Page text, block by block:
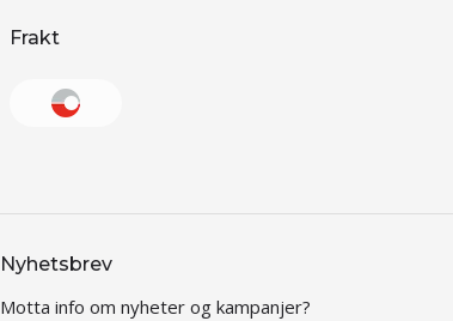
Frakt
Nyhetsbrev
Motta info om nyheter og kampanjer?